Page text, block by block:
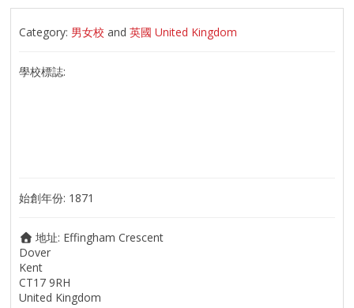
Category: 男女校 and英國 United Kingdom
學校標誌:
始創年份: 1871
地址: Effingham Crescent
Dover
Kent
CT17 9RH
United Kingdom